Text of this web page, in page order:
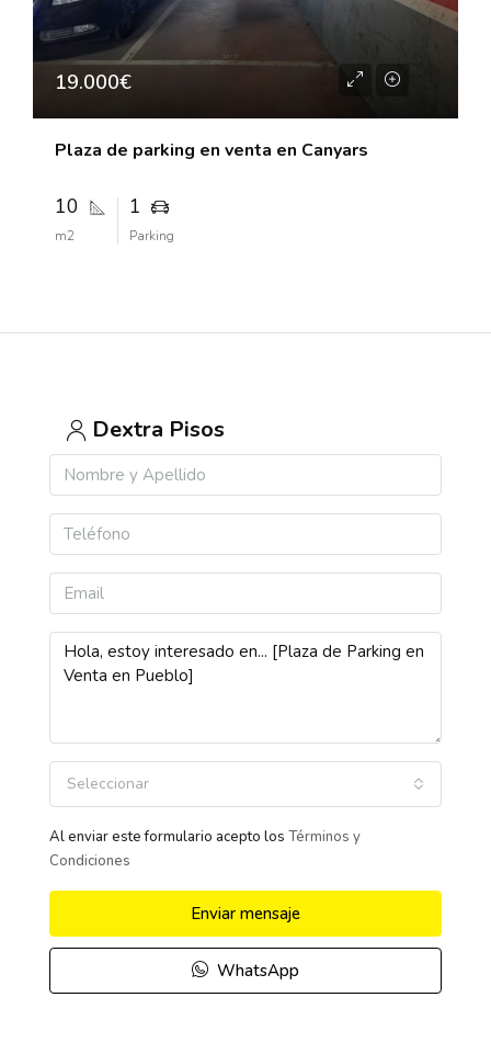
19.000€
Plaza de parking en venta en Canyars
10
m2
1
Parking
Dextra Pisos
Seleccionar
Al enviar este formulario acepto los Términos y
Condiciones
Enviar mensaje
WhatsApp